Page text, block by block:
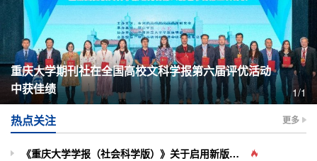
重庆大学期刊社在全国高校文科学报第六届评优活动
中获佳绩
1/1
热点关注 更多
《重庆大学学报（社会科学版）》关于启用新版投审稿系统的通知